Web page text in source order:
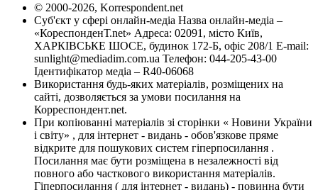
© 2000-2026, Korrespondent.net
Суб'єкт у сфері онлайн-медіа Назва онлайн-медіа –
«КореспонденТ.net» Адреса: 02091, місто Київ,
ХАРКІВСЬКЕ ШОСЕ, будинок 172-Б, офіс 208/1 E-mail:
sunlight@mediadim.com.ua Телефон: 044-205-43-00
Ідентифікатор медіа – R40-06068
Використання будь-яких матеріалів, розміщених на
сайті, дозволяється за умови посилання на
Корреспондент.net.
При копіюванні матеріалів зі сторінки « Новини України
і світу» , для інтернет - видань - обов'язкове пряме
відкрите для пошукових систем гіперпосилання .
Посилання має бути розміщена в незалежності від
повного або часткового використання матеріалів.
Гіперпосилання ( для інтернет - видань) - повинна бути